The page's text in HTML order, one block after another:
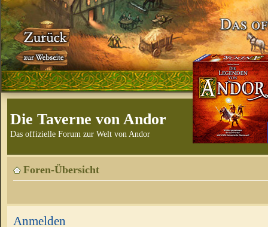
Die Taverne von Andor
Das offizielle Forum zur Welt von Andor
Foren-Übersicht
Anmelden